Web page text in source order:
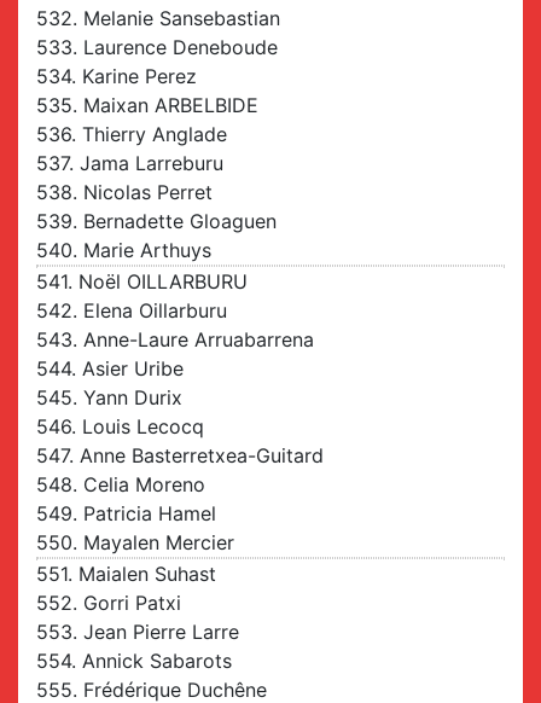
532. Melanie Sansebastian
533. Laurence Deneboude
534. Karine Perez
535. Maixan ARBELBIDE
536. Thierry Anglade
537. Jama Larreburu
538. Nicolas Perret
539. Bernadette Gloaguen
540. Marie Arthuys
541. Noël OILLARBURU
542. Elena Oillarburu
543. Anne-Laure Arruabarrena
544. Asier Uribe
545. Yann Durix
546. Louis Lecocq
547. Anne Basterretxea-Guitard
548. Celia Moreno
549. Patricia Hamel
550. Mayalen Mercier
551. Maialen Suhast
552. Gorri Patxi
553. Jean Pierre Larre
554. Annick Sabarots
555. Frédérique Duchêne